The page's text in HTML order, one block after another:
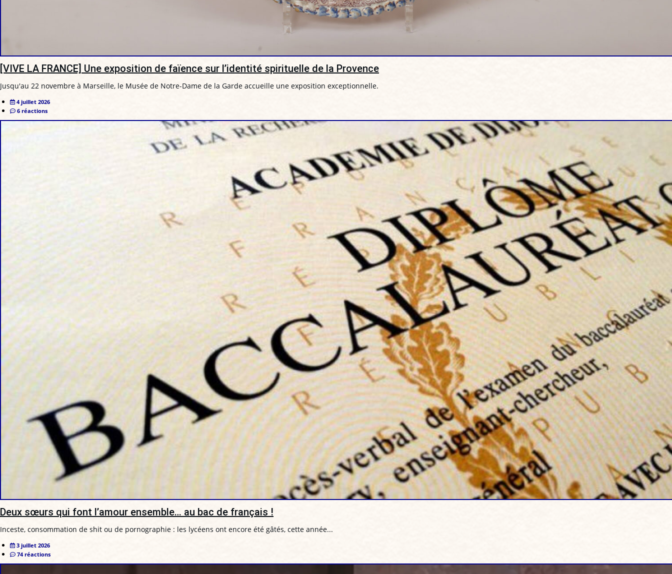
[VIVE LA FRANCE] Une exposition de faïence sur l’identité spirituelle de la Provence
Jusqu'au 22 novembre à Marseille, le Musée de Notre-Dame de la Garde accueille une exposition exceptionnelle.
4 juillet 2026
6 réactions
Deux sœurs qui font l’amour ensemble… au bac de français !
Inceste, consommation de shit ou de pornographie : les lycéens ont encore été gâtés, cette année...
3 juillet 2026
74 réactions